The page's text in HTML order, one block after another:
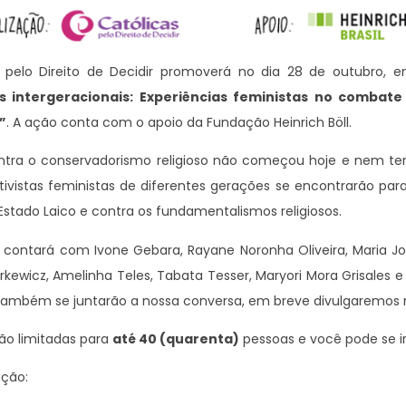
pelo Direito de Decidir promoverá no dia 28 de outubro,
intergeracionais: Experiências feministas no
. A ação conta com o apoio da Fundação Heinrich Böll.
o conservadorismo religioso não começou hoje e nem
feministas de diferentes gerações se encontrarão
Laico e contra os fundamentalismos religiosos.
com Ivone Gebara, Rayane Noronha Oliveira, Maria
Amelinha Teles, Tabata Tesser, Maryori Mora Grisales
se juntarão a nossa conversa, em breve
limitadas para até 40 (quarenta) pessoas e você pode se